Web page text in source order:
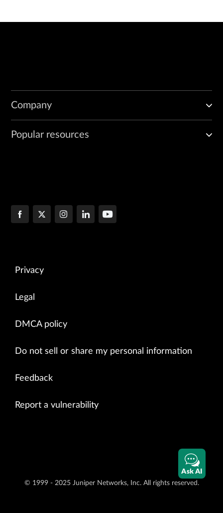
Company
Popular resources
Privacy
Legal
DMCA policy
Do not sell or share my personal information
Feedback
Report a vulnerability
© 1999 - 2025 Juniper Networks, Inc. All rights reserved.
Ask AI